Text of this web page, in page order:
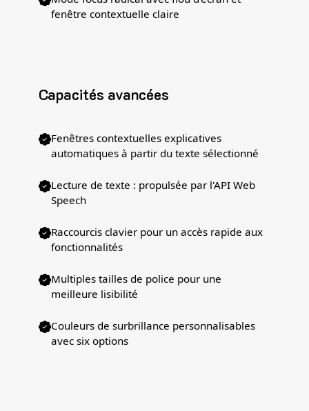
fenêtre contextuelle claire
Capacités avancées
Fenêtres contextuelles explicatives
automatiques à partir du texte sélectionné
Lecture de texte : propulsée par l'API Web
Speech
Raccourcis clavier pour un accès rapide aux
fonctionnalités
Multiples tailles de police pour une
meilleure lisibilité
Couleurs de surbrillance personnalisables
avec six options